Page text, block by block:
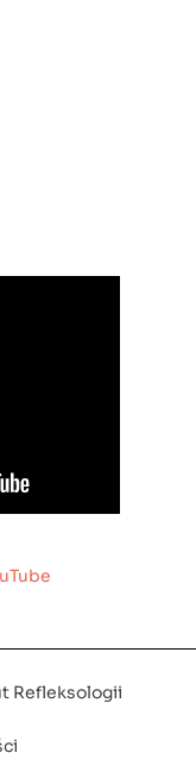
Refleksologii